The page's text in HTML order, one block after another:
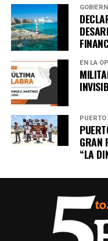
EN LA
PUERTO
GRAN
“LA